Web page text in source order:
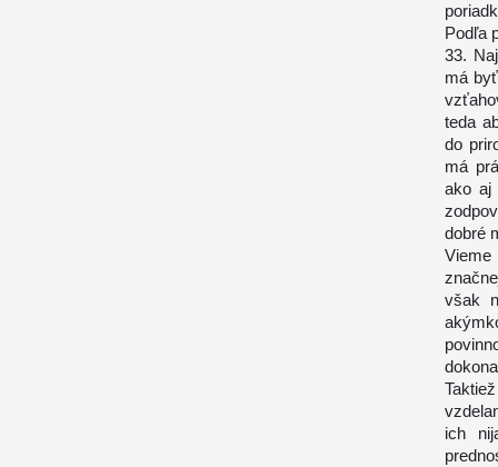
Podľa
33.
má
teda
do
má
ako aj
dobré
však
ich